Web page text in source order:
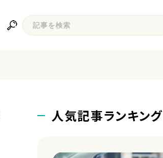
人気記事ランキング